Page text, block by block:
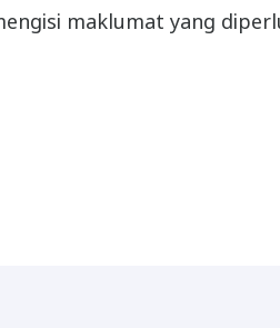
maklumat yang